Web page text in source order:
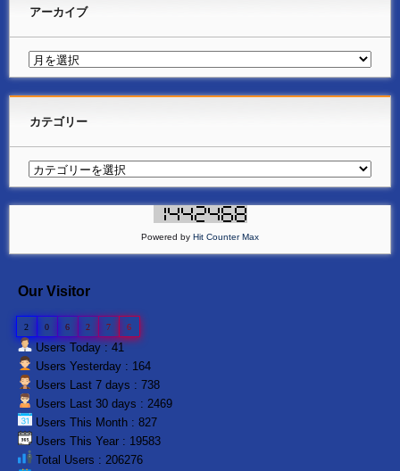
アーカイブ
カテゴリー
Powered by Hit Counter Max
Our Visitor
2 0 6 2 7 6
Users Today : 41
Users Yesterday : 164
Users Last 7 days : 738
Users Last 30 days : 2469
Users This Month : 827
Users This Year : 19583
Total Users : 206276